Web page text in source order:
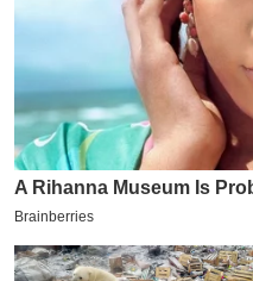
2
6
क्रा
इ
म
-